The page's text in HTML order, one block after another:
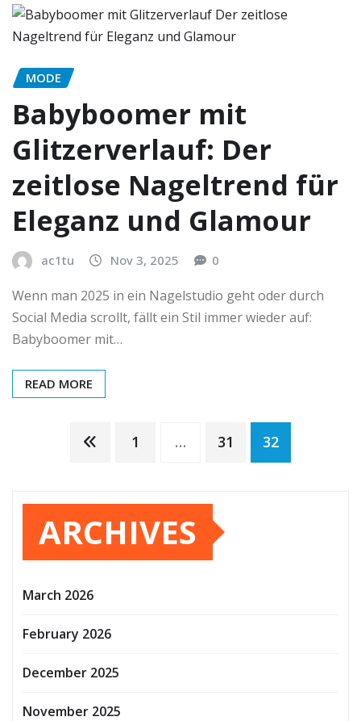
MODE
Babyboomer mit
Glitzerverlauf: Der
zeitlose Nageltrend für
Eleganz und Glamour
ac1tu Nov 3, 2025 0
Wenn man 2025 in ein Nagelstudio geht oder durch
Social Media scrollt, fällt ein Stil immer wieder auf:
Babyboomer mit…
READ MORE
Posts
pagination
1 … 31 32
ARCHIVES
March 2026
February 2026
December 2025
November 2025